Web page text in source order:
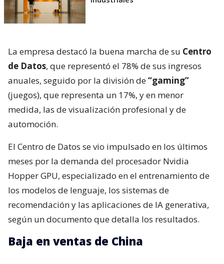
La empresa destacó la buena marcha de su Centro
de Datos, que representó el 78% de sus ingresos
anuales, seguido por la división de“gaming”
(juegos), que representa un 17%, y en menor
medida, las de visualización profesional y de
automoción.
El Centro de Datos se vio impulsado en los últimos
meses por la demanda del procesador Nvidia
Hopper GPU, especializado en el entrenamiento de
los modelos de lenguaje, los sistemas de
recomendación y las aplicaciones de IA generativa,
según un documento que detalla los resultados.
Baja en ventas de China